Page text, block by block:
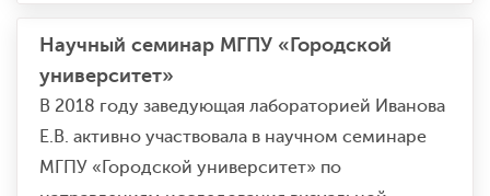
Научный семинар МГПУ «Городской
университет»
В 2018 году заведующая лабораторией Иванова
Е.В. активно участвовала в научном семинаре
МГПУ «Городской университет» по